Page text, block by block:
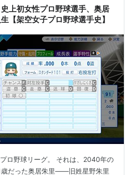
史上初女性プロ野球選手、奥居
【架空女子プロ野球選手史】
ロ野球リーグ。 それは、2040年の
歳だった奥居朱里――旧姓星野朱里